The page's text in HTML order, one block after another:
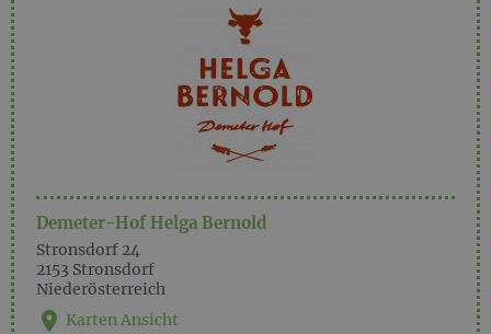
Demeter-Hof Helga Bernold
Stronsdorf 24
2153 Stronsdorf
Niederösterreich
Karten Ansicht